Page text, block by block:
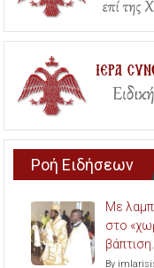
Ροή Ειδήσεων
Με
στο
βάπτιση.
By